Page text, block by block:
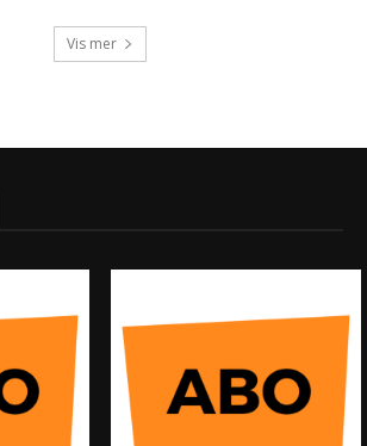
Vis mer